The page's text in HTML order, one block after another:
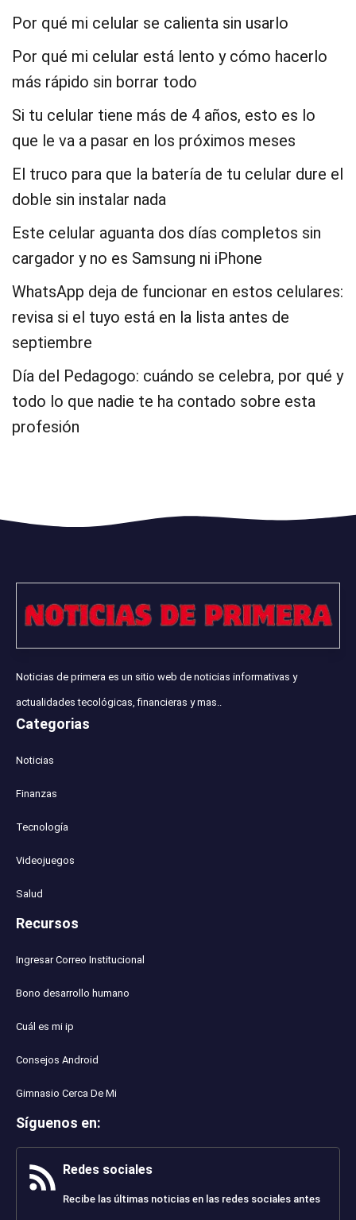
Por qué mi celular se calienta sin usarlo
Por qué mi celular está lento y cómo hacerlo
más rápido sin borrar todo
Si tu celular tiene más de 4 años, esto es lo
que le va a pasar en los próximos meses
El truco para que la batería de tu celular dure el
doble sin instalar nada
Este celular aguanta dos días completos sin
cargador y no es Samsung ni iPhone
WhatsApp deja de funcionar en estos celulares:
revisa si el tuyo está en la lista antes de
septiembre
Día del Pedagogo: cuándo se celebra, por qué y
todo lo que nadie te ha contado sobre esta
profesión
Noticias de primera es un sitio web de noticias informativas y
actualidades tecológicas, financieras y mas..
Categorias
Noticias
Finanzas
Tecnología
Videojuegos
Salud
Recursos
Ingresar Correo Institucional
Bono desarrollo humano
Cuál es mi ip
Consejos Android
Gimnasio Cerca De Mi
Síguenos en:
Redes sociales
Recibe las últimas noticias en las redes sociales antes